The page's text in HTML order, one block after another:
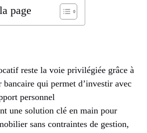
page
reste la voie privilégiée grâce à
bancaire qui permet d’investir avec
personnel
une solution clé en main pour
sans contraintes de gestion,